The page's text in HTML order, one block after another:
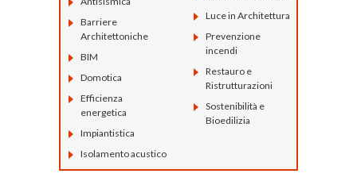
Barriere
Architettoniche
BIM
Domotica
Efficienza
energetica
Impiantistica
Isolamento acustico
Luce in Architettura
Prevenzione
incendi
Restauro e
Ristrutturazioni
Sostenibilità e
Bioedilizia